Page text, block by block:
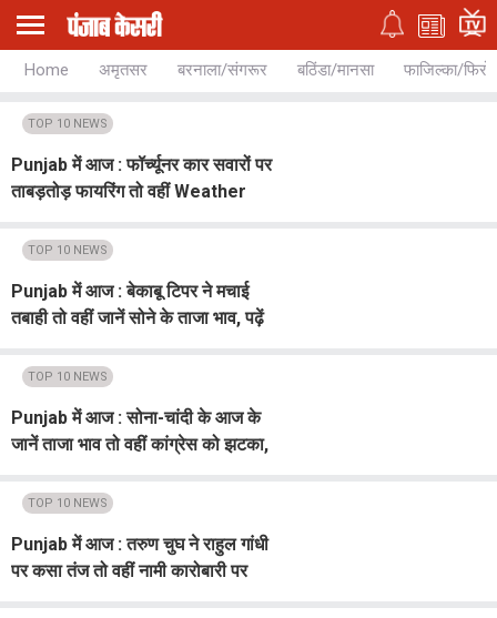
Home अमृतसर बरनाला/संगरूर बठिंडा/मानसा फाजिल्का/
TOP 10 NEWS
Punjab में आज : फॉर्च्यूनर कार सवारों पर
ताबड़तोड़ फायरिंग तो वहीं Weather
TOP 10 NEWS
Punjab में आज : बेकाबू टिपर ने मचाई
तबाही तो वहीं जानें सोने के ताजा भाव, पढ़ें
TOP 10 NEWS
Punjab में आज : सोना-चांदी के आज के
जानें ताजा भाव तो वहीं कांग्रेस को झटका,
TOP 10 NEWS
Punjab में आज : तरुण चुघ ने राहुल गांधी
पर कसा तंज तो वहीं नामी कारोबारी पर